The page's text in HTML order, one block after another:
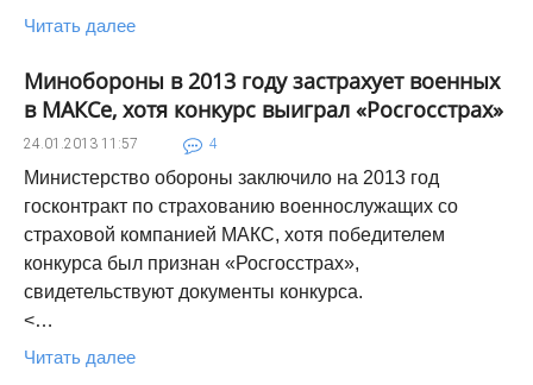
Читать далее
Минобороны в 2013 году застрахует военных
в МАКСе, хотя конкурс выиграл «Росгосстрах»
24.01.2013 11:57 4
Министерство обороны заключило на 2013 год
госконтракт по страхованию военнослужащих со
страховой компанией МАКС, хотя победителем
конкурса был признан «Росгосстрах»,
свидетельствуют документы конкурса.
<…
Читать далее